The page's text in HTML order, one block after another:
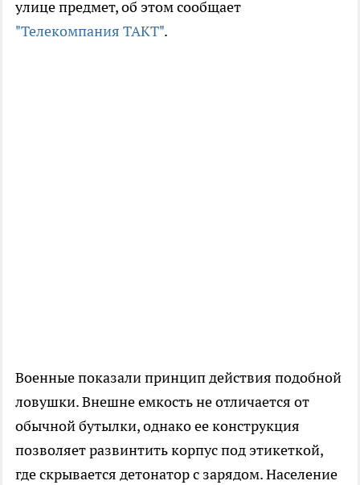
улице предмет, об этом сообщает
"Телекомпания ТАКТ".
Военные показали принцип действия подобной
ловушки. Внешне емкость не отличается от
обычной бутылки, однако ее конструкция
позволяет развинтить корпус под этикеткой,
где скрывается детонатор с зарядом. Население